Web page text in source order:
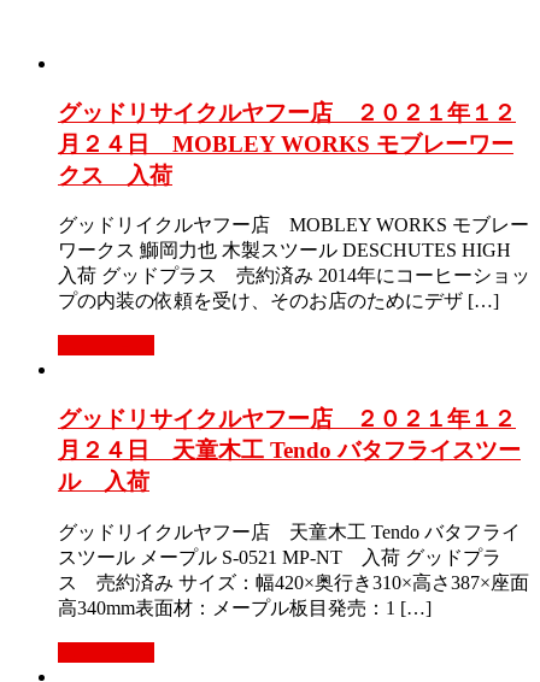
グッドリサイクルヤフー店 ２０２１年１２
月２４日 MOBLEY WORKS モブレーワー
クス 入荷
グッドリイクルヤフー店 MOBLEY WORKS モブレー
ワークス 鰤岡力也 木製スツール DESCHUTES HIGH
入荷 グッドプラス 売約済み 2014年にコーヒーショッ
プの内装の依頼を受け、そのお店のためにデザ […]
グッドリサイクルヤフー店 ２０２１年１２
月２４日 天童木工 Tendo バタフライスツー
ル 入荷
グッドリイクルヤフー店 天童木工 Tendo バタフライ
スツール メープル S-0521 MP-NT 入荷 グッドプラ
ス 売約済み サイズ：幅420×奥行き310×高さ387×座面
高340mm表面材：メープル板目発売：1 […]